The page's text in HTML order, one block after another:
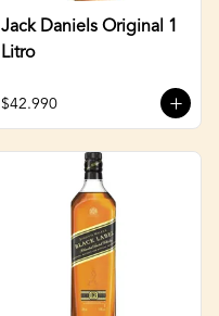
Jack Daniels Original 1
Litro
$42.990